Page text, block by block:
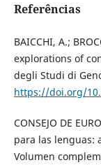
Referências
BAICCHI, A.;
explorations of
degli Studi di
https://doi.org/
CONSEJO DE
para las lenguas:
Volumen